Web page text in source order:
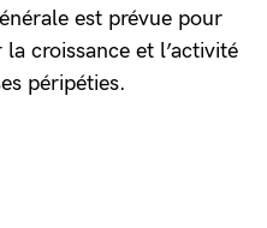
est prévue pour
croissance et l’activité
péripéties.